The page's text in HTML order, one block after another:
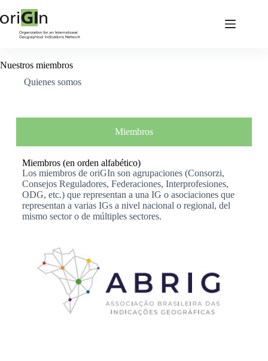
Nuestros miembros
Quienes somos
Miembros
Miembros (en orden alfabético)
Los miembros de oriGIn son agrupaciones (Consorzi,
Consejos Reguladores, Federaciones, Interprofesiones,
ODG, etc.) que representan a una IG o asociaciones que
representan a varias IGs a nivel nacional o regional, del
mismo sector o de múltiples sectores.
ABRIG – Associação Brasileira das
Indicações Geográficas